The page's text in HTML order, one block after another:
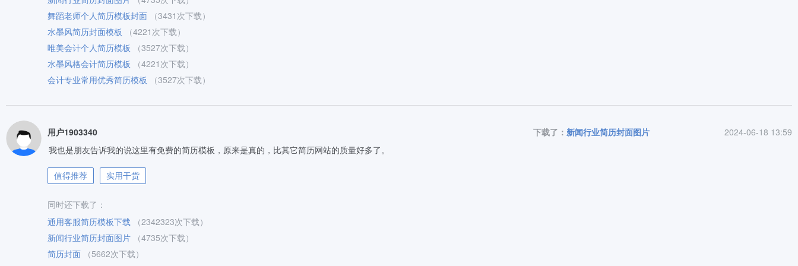
舞蹈老师个人简历模板封面
（3431次下载）
水墨风简历封面模板
（4221次下载）
唯美会计个人简历模板
（3527次下载）
水墨风格会计简历模板
（4221次下载）
会计专业常用优秀简历模板
（3527次下载）
用户1903340 下载了： 新闻行业简历封面图片
2024-06-18 13:59
我也是朋友告诉我的说这里有免费的简历模板，原来是真的，比其它简历网站的质量好多了。
值得推荐 实用干货
同时还下载了：
通用客服简历模板下载
（2342323次下载）
新闻行业简历封面图片
（4735次下载）
简历封面
（5662次下载）